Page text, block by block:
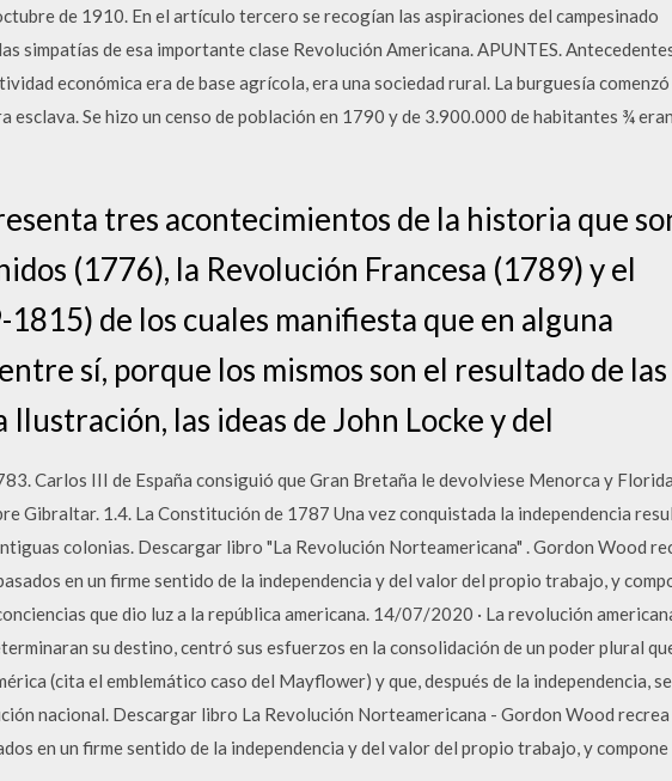
de 1910. En el artículo tercero se recogían las aspiraciones del campesinado
simpatías de esa importante clase Revolución Americana. APUNTES.
económica era de base agrícola, era una sociedad rural. La burguesía comenzó
Se hizo un censo de población en 1790 y de 3.900.000 de habitantes ¾ eran
tres acontecimientos de la historia que
(1776), la Revolución Francesa (1789) y el
de los cuales manifiesta que en alguna
sí, porque los mismos son el resultado de las
las ideas de John Locke y del
Carlos III de España consiguió que Gran Bretaña le devolviese Menorca y Florida
Gibraltar. 1.4. La Constitución de 1787 Una vez conquistada la independencia
colonias. Descargar libro "La Revolución Norteamericana" . Gordon Wood
en un firme sentido de la independencia y del valor del propio trabajo, y
que dio luz a la república americana. 14/07/2020 · La revolución
su destino, centró sus esfuerzos en la consolidación de un poder plural
(cita el emblemático caso del Mayflower) y que, después de la independencia, se
nacional. Descargar libro La Revolución Norteamericana - Gordon Wood
en un firme sentido de la independencia y del valor del propio trabajo, y compone